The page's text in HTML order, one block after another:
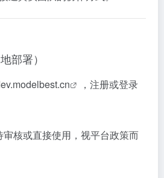
部署）
，注册或登录
核或直接使用，视平台政策而